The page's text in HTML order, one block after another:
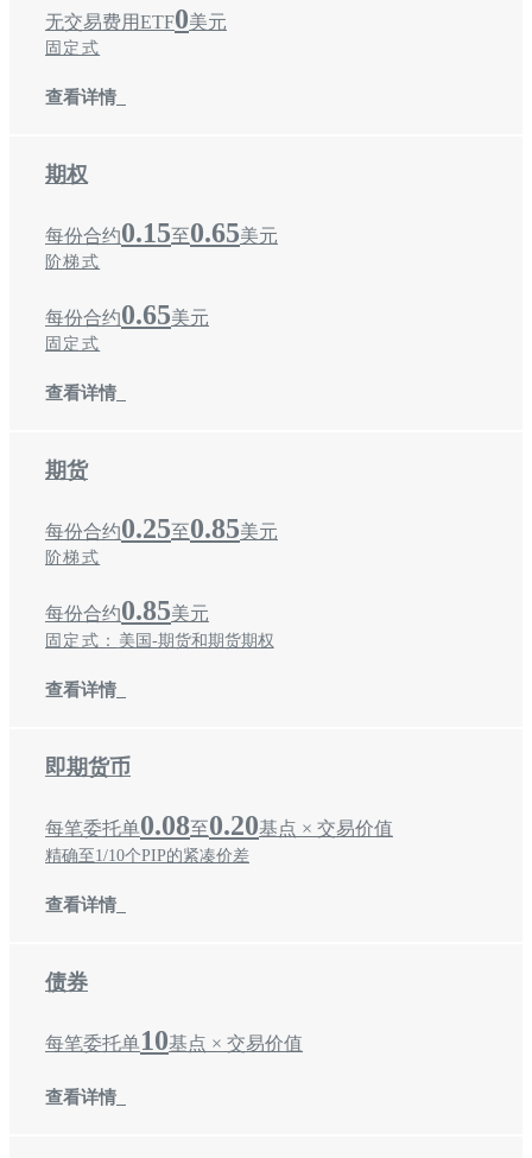
无交易费用ETF0美元
固定式
查看详情
期权
每份合约0.15至0.65美元
阶梯式
每份合约0.65美元
固定式
查看详情
期货
每份合约0.25至0.85美元
阶梯式
每份合约0.85美元
固定式： 美国-期货和期货期权
查看详情
即期货币
每笔委托单0.08至0.20基点 × 交易价值
精确至1/10个PIP的紧凑价差
查看详情
债券
每笔委托单10基点 × 交易价值
查看详情